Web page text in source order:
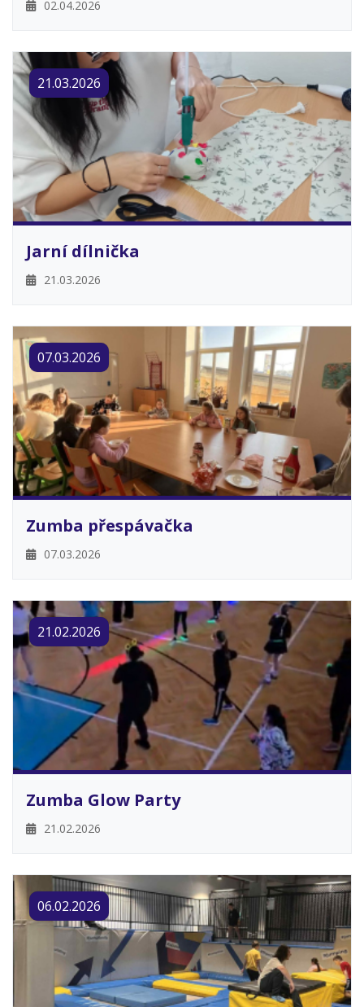
02.04.2026
21.03.2026
Jarní dílnička
21.03.2026
07.03.2026
Zumba přespávačka
07.03.2026
21.02.2026
Zumba Glow Party
21.02.2026
06.02.2026